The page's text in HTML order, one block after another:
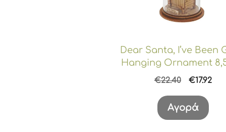
Dear Santa, I’ve Been
Hanging Ornament
€22.40
Original
was:
€22.40.
€17.92Η
Αγορά